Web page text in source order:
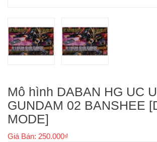
Mô hình DABAN HG UC
GUNDAM 02 BANSHEE
MODE]
Giá Bán: 250.000₫